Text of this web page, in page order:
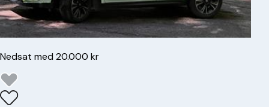
Nedsat med 20.000 kr